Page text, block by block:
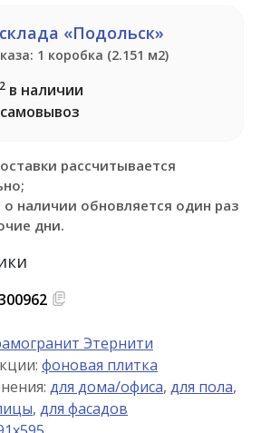
«Подольск»
1 коробка (2.151 м2)
2 в наличии
рассчитывается
наличии обновляется один раз
дни.
Этернити
фоновая плитка
для дома/офиса, для пола,
, для фасадов